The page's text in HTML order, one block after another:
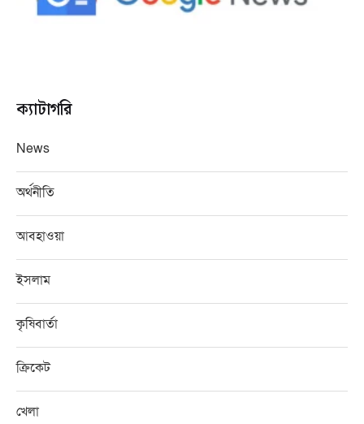
ক্যাটাগরি
News
অর্থনীতি
আবহাওয়া
ইসলাম
কৃষিবার্তা
ক্রিকেট
খেলা